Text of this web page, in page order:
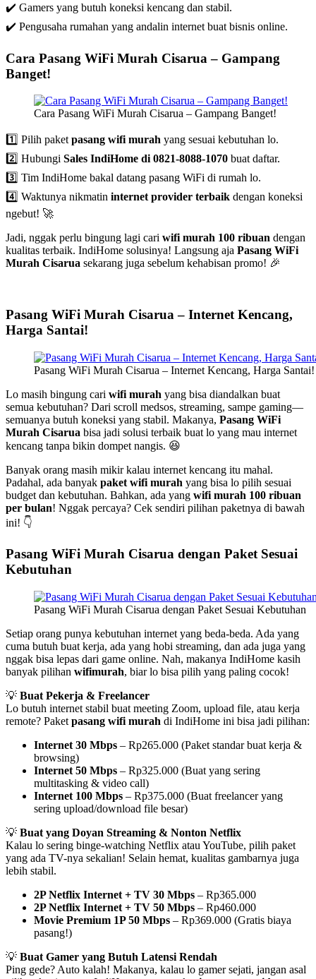
✔️ Gamers yang butuh koneksi kencang dan stabil.
✔️ Pengusaha rumahan yang andalin internet buat bisnis online.
Cara Pasang WiFi Murah Cisarua – Gampang
Banget!
Cara Pasang WiFi Murah Cisarua – Gampang Banget!
1️⃣ Pilih paket pasang wifi murah yang sesuai kebutuhan lo.
2️⃣ Hubungi Sales IndiHome di 0821-8088-1070 buat daftar.
3️⃣ Tim IndiHome bakal datang pasang WiFi di rumah lo.
4️⃣ Waktunya nikmatin internet provider terbaik dengan koneksi
ngebut! 🚀
Jadi, nggak perlu bingung lagi cari wifi murah 100 ribuan dengan
kualitas terbaik. IndiHome solusinya! Langsung aja Pasang WiFi
Murah Cisarua sekarang juga sebelum kehabisan promo! 🎉
Pasang WiFi Murah Cisarua – Internet Kencang,
Harga Santai!
Pasang WiFi Murah Cisarua – Internet Kencang, Harga Santai!
Lo masih bingung cari wifi murah yang bisa diandalkan buat
semua kebutuhan? Dari scroll medsos, streaming, sampe gaming—
semuanya butuh koneksi yang stabil. Makanya, Pasang WiFi
Murah Cisarua bisa jadi solusi terbaik buat lo yang mau internet
kencang tanpa bikin dompet nangis. 😆
Banyak orang masih mikir kalau internet kencang itu mahal.
Padahal, ada banyak paket wifi murah yang bisa lo pilih sesuai
budget dan kebutuhan. Bahkan, ada yang wifi murah 100 ribuan
per bulan! Nggak percaya? Cek sendiri pilihan paketnya di bawah
ini! 👇
Pasang WiFi Murah Cisarua dengan Paket Sesuai
Kebutuhan
Pasang WiFi Murah Cisarua dengan Paket Sesuai Kebutuhan
Setiap orang punya kebutuhan internet yang beda-beda. Ada yang
cuma butuh buat kerja, ada yang hobi streaming, dan ada juga yang
nggak bisa lepas dari game online. Nah, makanya IndiHome kasih
banyak pilihan wifimurah, biar lo bisa pilih yang paling cocok!
💡 Buat Pekerja & Freelancer
Lo butuh internet stabil buat meeting Zoom, upload file, atau kerja
remote? Paket pasang wifi murah di IndiHome ini bisa jadi pilihan:
Internet 30 Mbps – Rp265.000 (Paket standar buat kerja &
browsing)
Internet 50 Mbps – Rp325.000 (Buat yang sering
multitasking & video call)
Internet 100 Mbps – Rp375.000 (Buat freelancer yang
sering upload/download file besar)
💡 Buat yang Doyan Streaming & Nonton Netflix
Kalau lo sering binge-watching Netflix atau YouTube, pilih paket
yang ada TV-nya sekalian! Selain hemat, kualitas gambarnya juga
lebih stabil.
2P Netflix Internet + TV 30 Mbps – Rp365.000
2P Netflix Internet + TV 50 Mbps – Rp460.000
Movie Premium 1P 50 Mbps – Rp369.000 (Gratis biaya
pasang!)
💡 Buat Gamer yang Butuh Latensi Rendah
Ping gede? Auto kalah! Makanya, kalau lo gamer sejati, jangan asal